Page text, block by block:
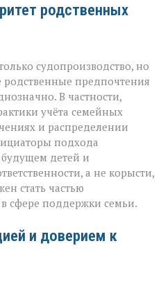
родственных
судопроизводство, но
предпочтения
В частности,
учёта семейных
и распределении
подхода
будущем детей и
а не корысти,
стать частью
сфере поддержки семьи.
и доверием к